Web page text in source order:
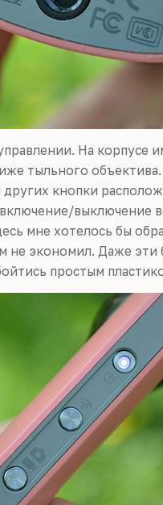
На корпусе
тыльного
кнопки
выключение
мне хотелось бы
не экономил. Даже
простым